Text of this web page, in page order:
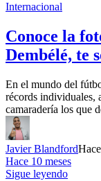
Internacional
Conoce la
Dembélé, te
En el mundo del
récords individuales,
camaradería los que
Javier Blandford
Hace 10 meses
Sigue leyendo